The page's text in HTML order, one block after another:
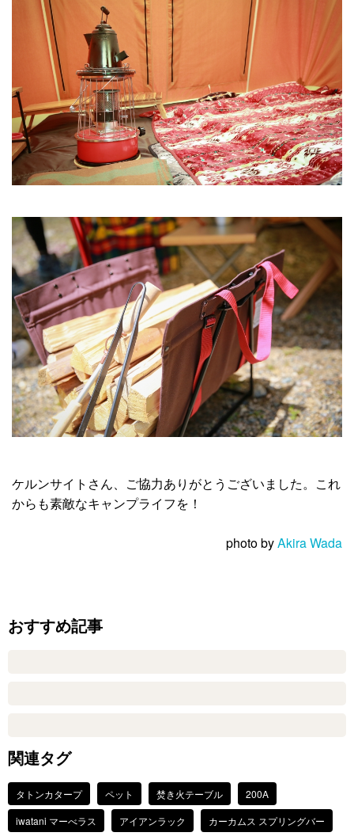
ケルンサイトさん、ご協力ありがとうございました。これ
からも素敵なキャンプライフを！
photo byAkira Wada
おすすめ記事
関連タグ
タトンカタープ ペット 焚き火テーブル
200A
iwatani マーべラス
アイアンラック カーカムス スプリングバー